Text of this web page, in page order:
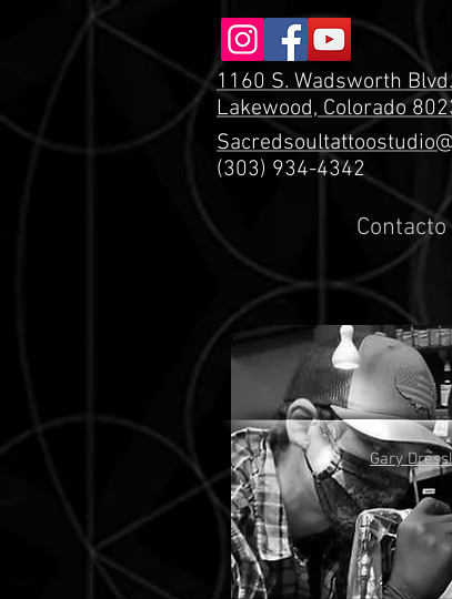
1160 S. Wadsworth Blvd.
Lakewood, Colorado
(303) 934-4342
Gary
Contacto